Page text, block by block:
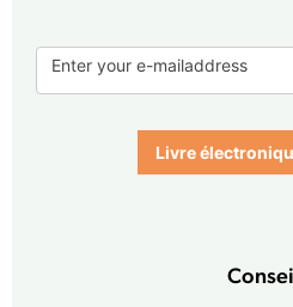
book
form
Enter your e-mailaddress
Livre